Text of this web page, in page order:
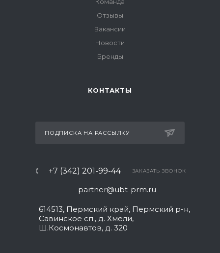
Отзывы
Вакансии
Новости
Бренды
КОНТАКТЫ
ПОДПИСКА НА РАССЫЛКУ
+7 (342) 201-99-44 ЗАКАЗАТЬ ЗВОНОК
partner@ubt-prm.ru
614513, Пермский край, Пермский р-н,
Савинское сп., д. Хмели,
Ш.Космонавтов, д. 320